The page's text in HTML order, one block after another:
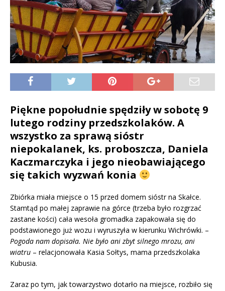
Piękne popołudnie spędziły w sobotę 9
lutego rodziny przedszkolaków. A
wszystko za sprawą sióstr
niepokalanek, ks. proboszcza, Daniela
Kaczmarczyka i jego nieobawiającego
się takich wyzwań konia
Zbiórka miała miejsce o 15 przed domem sióstr na Skałce.
Stamtąd po małej zaprawie na górce (trzeba było rozgrzać
zastane kości) cała wesoła gromadka zapakowała się do
podstawionego już wozu i wyruszyła w kierunku Wichrówki. –
Pogoda nam dopisała. Nie było ani zbyt silnego mrozu, ani
wiatru – relacjonowała Kasia Sołtys, mama przedszkolaka
Kubusia.
Zaraz po tym, jak towarzystwo dotarło na miejsce, rozbiło się